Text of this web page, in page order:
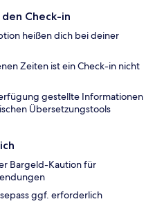
Check-in
heißen dich bei deiner
Zeiten ist ein Check-in nicht
gestellte Informationen
Übersetzungstools
Bargeld-Kaution für
ggf. erforderlich